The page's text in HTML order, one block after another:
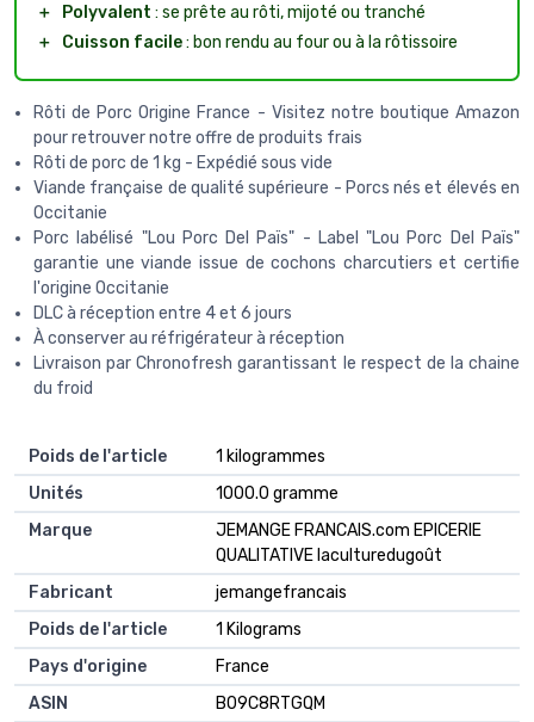
＋
Polyvalent : se prête au rôti, mijoté ou tranché
＋
Cuisson facile: bon rendu au four ou à la rôtissoire
Rôti de Porc Origine France - Visitez notre boutique Amazon
pour retrouver notre offre de produits frais
Rôti de porc de 1 kg - Expédié sous vide
Viande française de qualité supérieure - Porcs nés et élevés en
Occitanie
Porc labélisé "Lou Porc Del Païs" - Label "Lou Porc Del Païs"
garantie une viande issue de cochons charcutiers et certifie
l'origine Occitanie
DLC à réception entre 4 et 6 jours
À conserver au réfrigérateur à réception
Livraison par Chronofresh garantissant le respect de la chaine
du froid
Poids de l'article
‎1 kilogrammes
Unités
‎1000.0 gramme
Marque
‎JEMANGE FRANCAIS.com EPICERIE
QUALITATIVE laculturedugoût
Fabricant
‎jemangefrancais
Poids de l'article
‎1 Kilograms
Pays d'origine
‎France
ASIN
B09C8RTGQM